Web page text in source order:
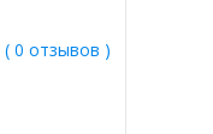
( 0 отзывов )